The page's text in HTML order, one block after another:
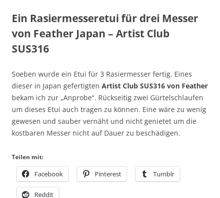
Ein Rasiermesseretui für drei Messer
von Feather Japan – Artist Club
SUS316
Soeben wurde ein Etui für 3 Rasiermesser fertig. Eines
dieser in Japan gefertigten Artist Club SUS316 von Feather
bekam ich zur „Anprobe“. Rückseitig zwei Gürtelschlaufen
um dieses Etui auch tragen zu können. Eine wäre zu wenig
gewesen und sauber vernäht und nicht genietet um die
kostbaren Messer nicht auf Dauer zu beschädigen.
Teilen mit:
Facebook Pinterest Tumblr
Reddit